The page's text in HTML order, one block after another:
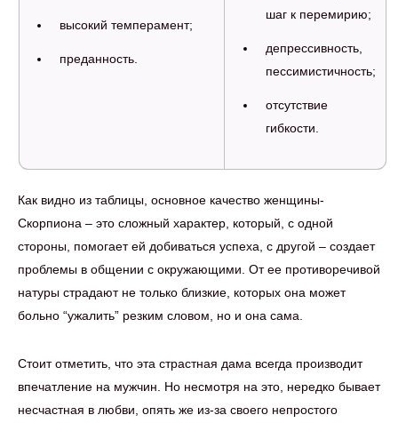
высокий темперамент;
преданность.
шаг к перемирию;
депрессивность,
пессимистичность;
отсутствие
гибкости.
Как видно из таблицы, основное качество женщины-
Скорпиона – это сложный характер, который, с одной
стороны, помогает ей добиваться успеха, с другой – создает
проблемы в общении с окружающими. От ее противоречивой
натуры страдают не только близкие, которых она может
больно “ужалить” резким словом, но и она сама.
Стоит отметить, что эта страстная дама всегда производит
впечатление на мужчин. Но несмотря на это, нередко бывает
несчастная в любви, опять же из-за своего непростого